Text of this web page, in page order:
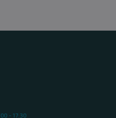
- 17:30